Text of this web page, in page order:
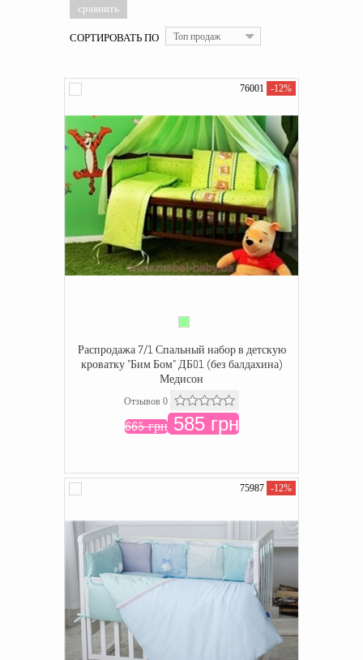
СОРТИРОВАТЬ ПО Топ продаж
76001 -12%
Распродажа 7/1 Спальный набор в детскую
кроватку "Бим Бом" ДБ01 (без балдахина)
Медисон
Отзывов 0
665 грн585 грн
75987 -12%